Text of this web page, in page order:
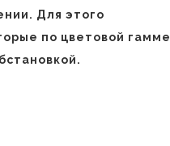
Для этого
по цветовой гамме